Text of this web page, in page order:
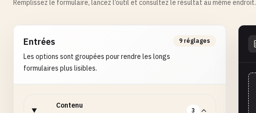
Remplissez le formulaire, lancez l’outil et consultez le résultat au même endroit.
Entrées
Les options sont groupées pour rendre les longs
formulaires plus lisibles.
9 réglages
Contenu
3